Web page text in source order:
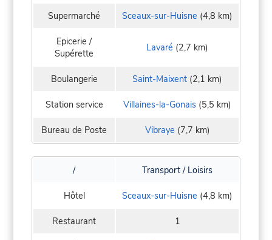
Supermarché Sceaux-sur-Huisne (4,8 km)
Epicerie /
Supérette
Lavaré (2,7 km)
Boulangerie Saint-Maixent (2,1 km)
Station service Villaines-la-Gonais (5,5 km)
Bureau de Poste Vibraye (7,7 km)
/ Transport / Loisirs
Hôtel Sceaux-sur-Huisne (4,8 km)
Restaurant 1